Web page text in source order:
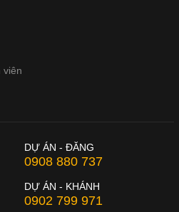
viên
DỰ ÁN - ĐĂNG
0908 880 737
DỰ ÁN - KHÁNH
0902 799 971